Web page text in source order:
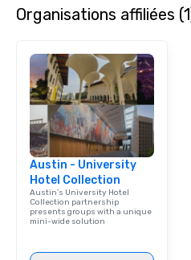
Organisations affiliées
Austin - University
Hotel Collection
Austin’s University Hotel
Collection partnership
presents groups with a unique
mini-wide solution